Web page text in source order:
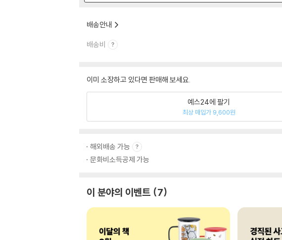
배송안내
배송비
이미 소장하고 있다면 판매해 보세요.
예스24에 팔기
최상 매입가 9,600원
해외배송 가능
문화비소득공제 가능
이 분야의 이벤트 7